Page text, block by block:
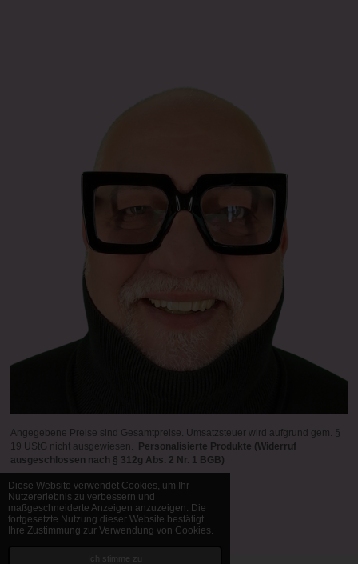
Diese Website verwendet Cookies, um Ihr
Nutzererlebnis zu verbessern und
maßgeschneiderte Anzeigen anzuzeigen. Die
fortgesetzte Nutzung dieser Website bestätigt
Ihre Zustimmung zur Verwendung von Cookies.
Ich stimme zu
Angegebene Preise sind Gesamtpreise. Umsatzsteuer wird aufgrund gem. §
19 UStG nicht ausgewiesen.
Personalisierte Produkte (Widerruf
ausgeschlossen nach § 312g Abs. 2 Nr. 1 BGB)
© 1998 - 2026 Bernd Manfred Brück
Mit Unterstützung vonWebador